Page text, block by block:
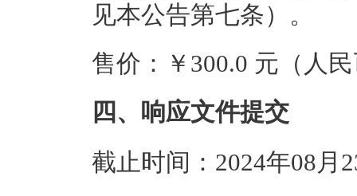
见本公告第七条）。
售价：￥300.0 元（人
四、响应文件提交
截止时间：2024年08月